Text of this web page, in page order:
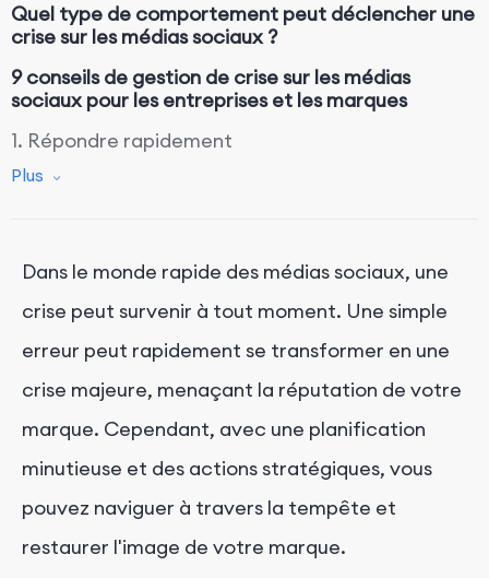
Quel type de comportement peut déclencher une
crise sur les médias sociaux ?
9 conseils de gestion de crise sur les médias
sociaux pour les entreprises et les marques
1. Répondre rapidement
2. Vérifier votre politique en matière de médias
4. Pratiquer l'écoute sociale
5. Engager une conversation empathique avec les
commentateurs
6. Maintenir les communications internes
7. Sécurisez vos comptes
8. Mettez en pause les publications programmées
9. Tirer des leçons de la crise
Conclusion
Plus
Dans le monde rapide des médias sociaux, une
crise peut survenir à tout moment. Une simple
erreur peut rapidement se transformer en une
crise majeure, menaçant la réputation de votre
marque. Cependant, avec une planification
minutieuse et des actions stratégiques, vous
pouvez naviguer à travers la tempête et
restaurer l'image de votre marque.